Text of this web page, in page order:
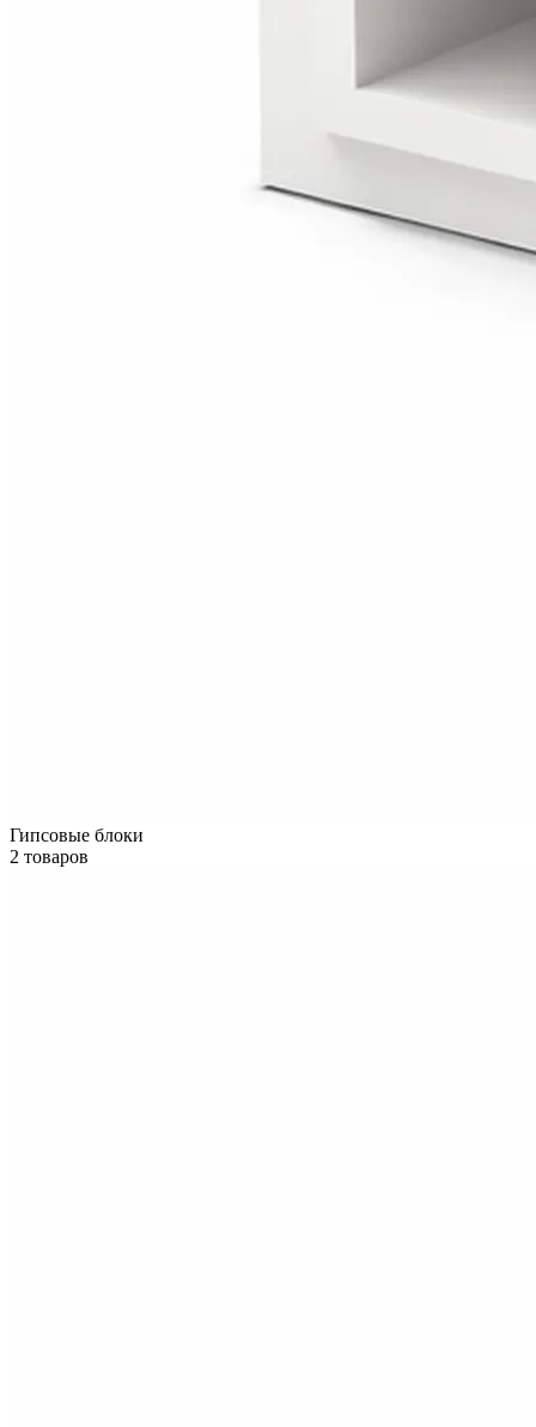
Гипсовые блоки
2 товаров